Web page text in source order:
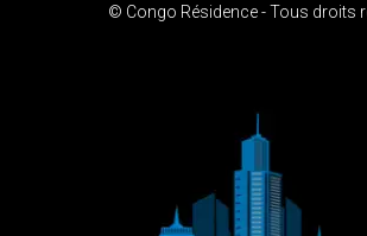
© Congo Résidence - Tous droits